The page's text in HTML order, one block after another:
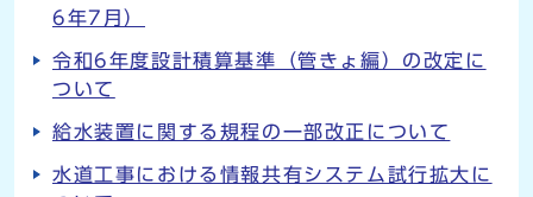
6年7月）
令和6年度設計積算基準（管きょ編）の改定に
ついて
給水装置に関する規程の一部改正について
水道工事における情報共有システム試行拡大に